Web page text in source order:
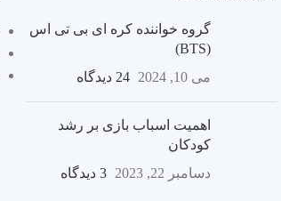
گروه خواننده کره ای بی تی اس
(BTS)
می 10, 2024
24 دیدگاه
اهمیت اسباب بازی بر رشد
کودکان
دسامبر 22, 2023
3 دیدگاه